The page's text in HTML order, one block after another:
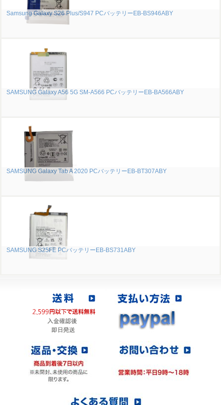
Samsung Galaxy S26 Plus/S947 PCバッテリーEB-BS946ABY
SAMSUNG Galaxy A56 5G SM-A566 PCバッテリーEB-BA566ABY
SAMSUNG Galaxy Tab A 2020 PCバッテリーEB-BT307ABY
SAMSUNG S25FE PCバッテリーEB-BS731ABY